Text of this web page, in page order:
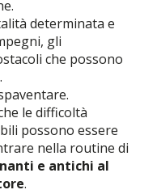
determinata e
gli
che possono
le difficoltà
possono essere
nella routine di
e antichi al
.